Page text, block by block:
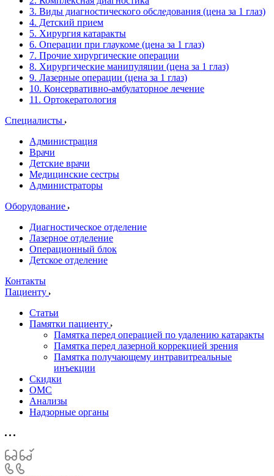
3. Виды диагностического обследования (цена за 1 глаз)
4. Детский прием
5. Хирургия катаракты
6. Операции при глаукоме (цена за 1 глаз)
7. Прочие хирургические операции
8. Хирургические манипуляции (цена за 1 глаз)
9. Лазерные операции (цена за 1 глаз)
10. Консервативно-амбулаторное лечение
11. Ортокератология
Специалисты
Администрация
Врачи
Детские врачи
Медицинские сестры
Администраторы
Оборудование
Диагностическое отделение
Лазерное отделение
Операционный блок
Детское отделение
Контакты
Пациенту
Статьи
Памятки пациенту
Памятка перед операцией по удалению катаракты
Памятка перед лазерной коррекцией зрения
Памятка получающему интравитреальные
инъекции
Скидки
ОМС
Анализы
Надзорные органы